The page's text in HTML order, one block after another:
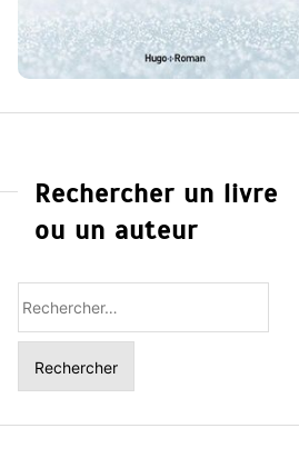
Rechercher un livre
ou un auteur